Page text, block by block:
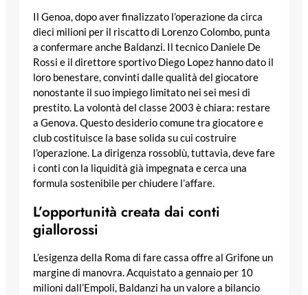
Il Genoa, dopo aver finalizzato l’operazione da circa
dieci milioni per il riscatto di Lorenzo Colombo, punta
a confermare anche Baldanzi. Il tecnico Daniele De
Rossi e il direttore sportivo Diego Lopez hanno dato il
loro benestare, convinti dalle qualità del giocatore
nonostante il suo impiego limitato nei sei mesi di
prestito. La volontà del classe 2003 è chiara: restare
a Genova. Questo desiderio comune tra giocatore e
club costituisce la base solida su cui costruire
l’operazione. La dirigenza rossoblù, tuttavia, deve fare
i conti con la liquidità già impegnata e cerca una
formula sostenibile per chiudere l’affare.
L’opportunità creata dai conti
giallorossi
L’esigenza della Roma di fare cassa offre al Grifone un
margine di manovra. Acquistato a gennaio per 10
milioni dall’Empoli, Baldanzi ha un valore a bilancio